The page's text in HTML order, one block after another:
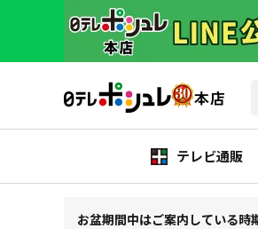
テレビ通販
お盆期間中はご案内している